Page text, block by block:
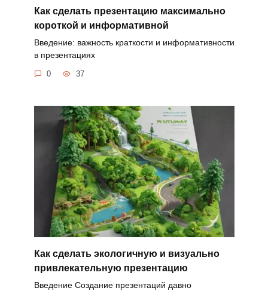
Как сделать презентацию максимально
короткой и информативной
Введение: важность краткости и информативности
в презентациях
0 37
Как сделать экологичную и визуально
привлекательную презентацию
Введение Создание презентаций давно